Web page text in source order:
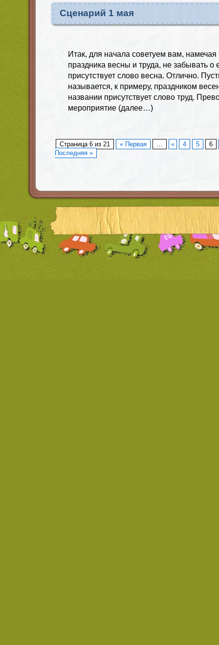
Сценарий 1 мая
Итак, для начала советуем вам,
праздника весны и труда, не забывать о
присутствует слово весна. Отлично.
называется, к примеру, праздником
названии присутствует слово труд.
мероприятие (далее…)
Страница 6 из 21 « Первая … « 4 5
6
Последняя »